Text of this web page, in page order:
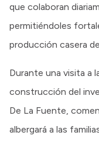
que colaboran
permitiéndoles
producción casera
Durante una visita a
construcción del
De La Fuente,
albergará a las